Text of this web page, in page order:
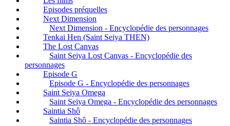
Episodes préquelles
Next Dimension
Next Dimension - Encyclopédie des personnages
Tenkai Hen (Saint Seiya THEN)
The Lost Canvas
Saint Seiya Lost Canvas - Encyclopédie des
personnages
Episode G
Episode G - Encyclopédie des personnages
Saint Seiya Omega
Saint Seiya Omega - Encyclopédie des personnages
Saintia Shô
Saintia Shô - Encyclopédie des personnages